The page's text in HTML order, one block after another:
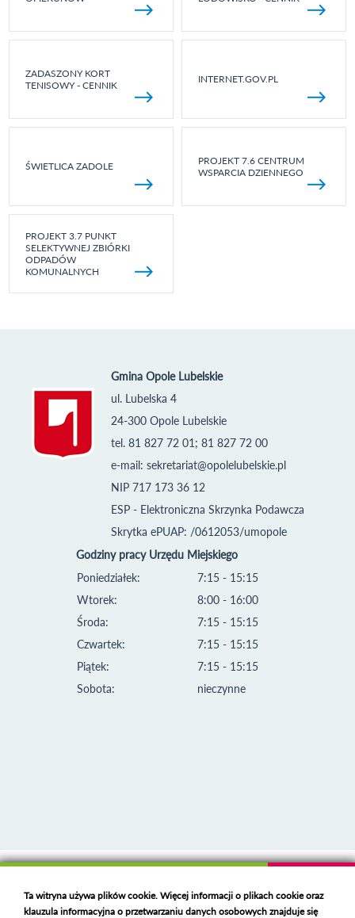
ZADASZONY KORT
TENISOWY - CENNIK
INTERNET.GOV.PL
ŚWIETLICA ZADOLE
PROJEKT 7.6 CENTRUM
WSPARCIA DZIENNEGO
PROJEKT 3.7 PUNKT
SELEKTYWNEJ ZBIÓRKI
ODPADÓW
KOMUNALNYCH
Gmina Opole Lubelskie
ul. Lubelska 4
24-300 Opole Lubelskie
tel. 81 827 72 01; 81 827 72 00
e-mail: sekretariat@opolelubelskie.pl
NIP 717 173 36 12
ESP - Elektroniczna Skrzynka Podawcza
Skrytka ePUAP: /0612053/umopole
Godziny pracy Urzędu Miejskiego
Poniedziałek:
Wtorek:
Środa:
Czwartek:
Piątek:
Sobota:
7:15 - 15:15
8:00 - 16:00
7:15 - 15:15
7:15 - 15:15
7:15 - 15:15
nieczynne
Deklaracja dostępności
Ta witryna używa plików cookie. Więcej informacji o plikach cookie oraz
klauzula informacyjna o przetwarzaniu danych osobowych znajduje się